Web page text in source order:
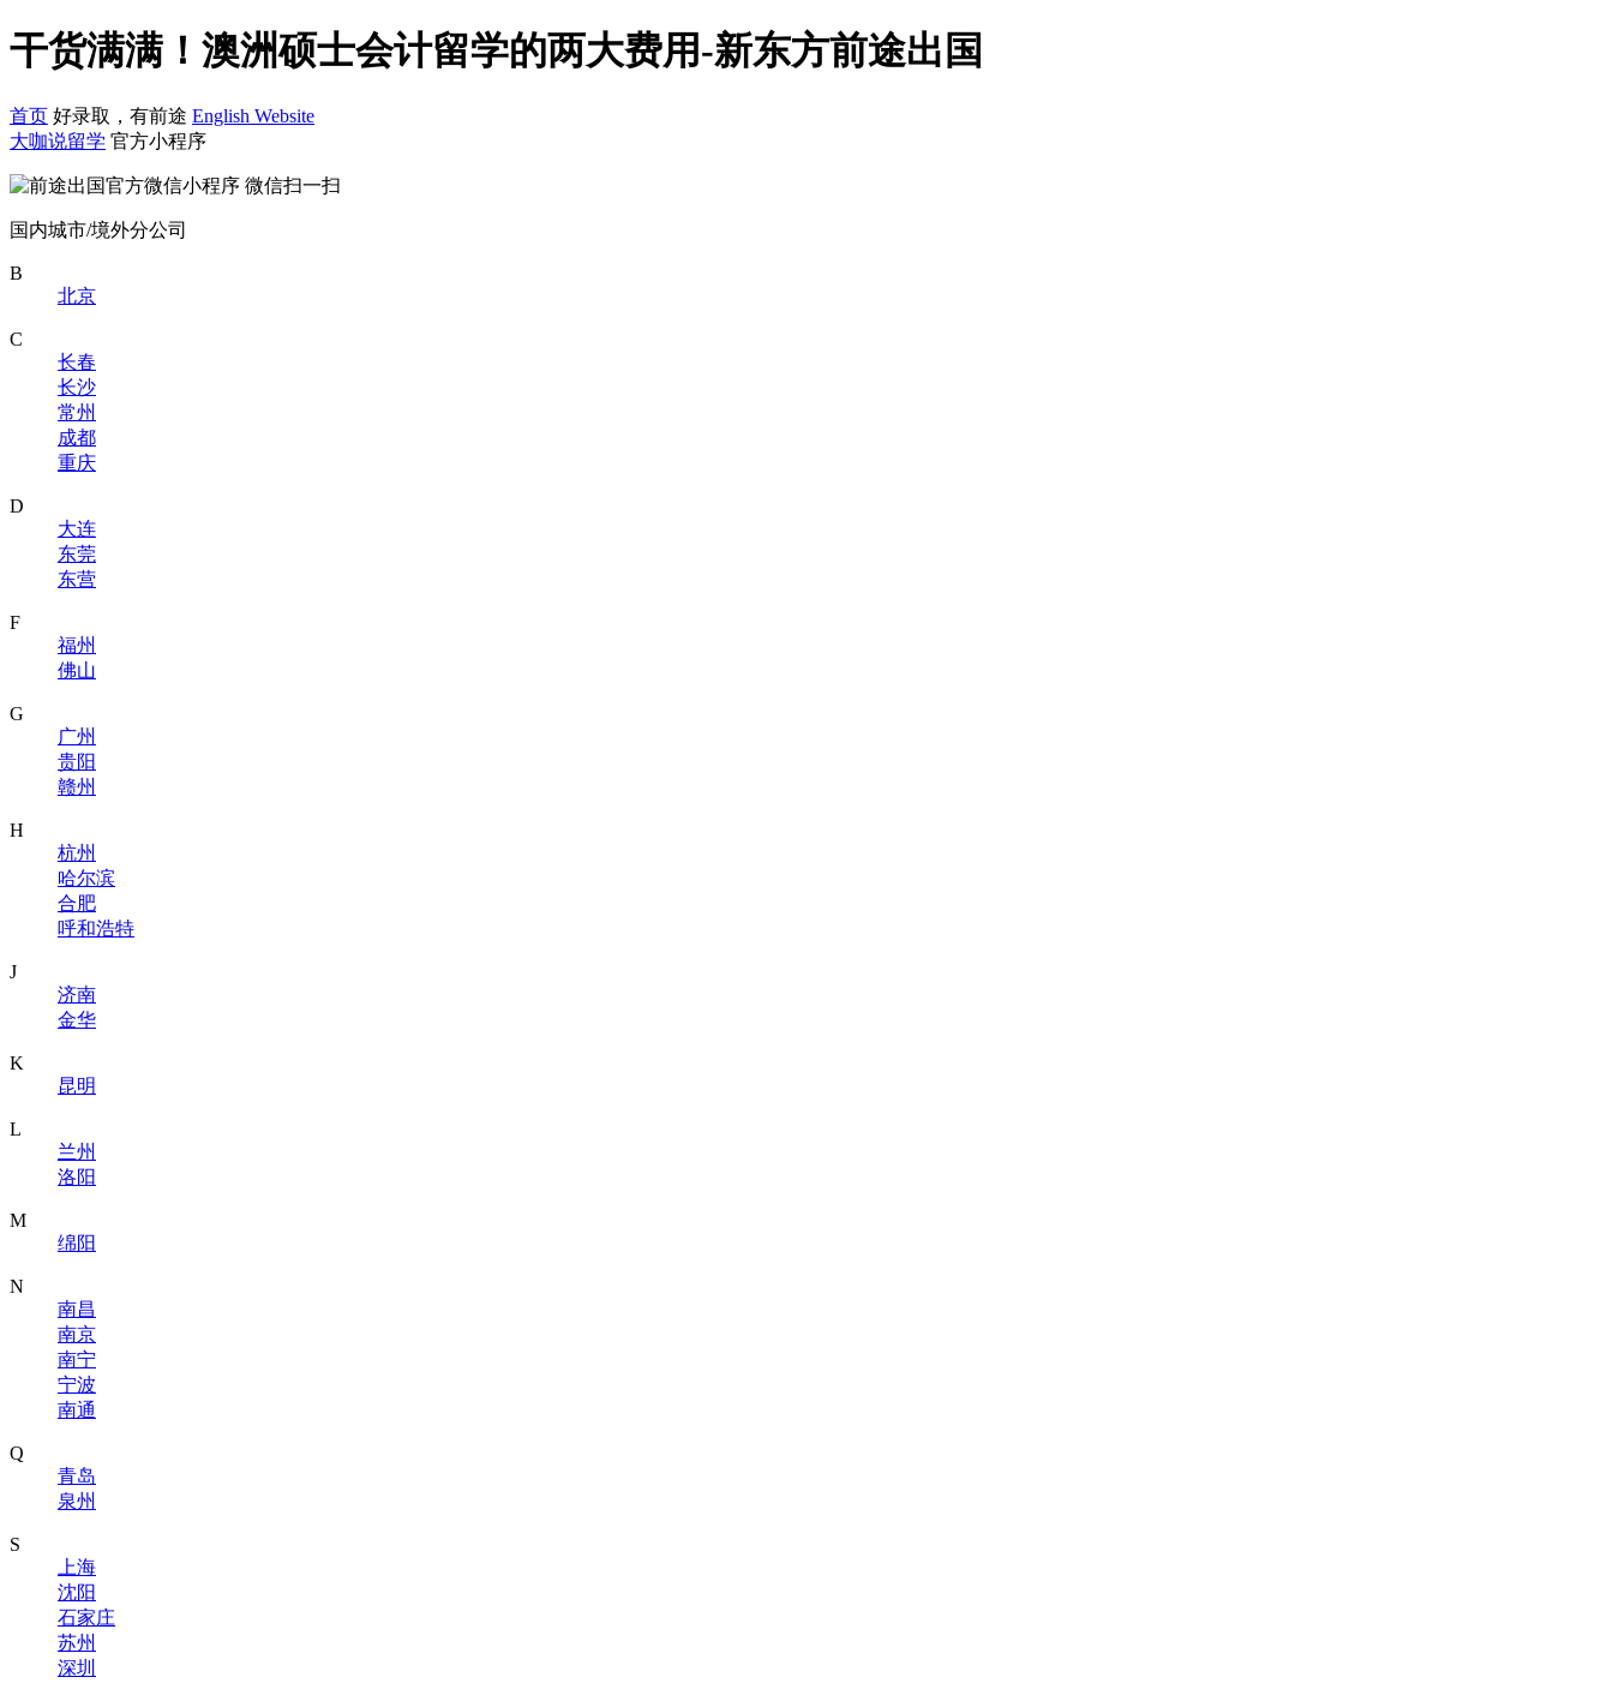
干货满满！澳洲硕士会计留学的两大费用-新东方前途出国
首页 好录取，有前途 English Website
大咖说留学 官方小程序
微信扫一扫
国内城市/境外分公司
B
北京
C
长春
长沙
常州
成都
重庆
D
大连
东莞
东营
F
福州
佛山
G
广州
贵阳
赣州
H
杭州
哈尔滨
合肥
呼和浩特
J
济南
金华
K
昆明
L
兰州
洛阳
M
绵阳
N
南昌
南京
南宁
宁波
南通
Q
青岛
泉州
S
上海
沈阳
石家庄
苏州
深圳